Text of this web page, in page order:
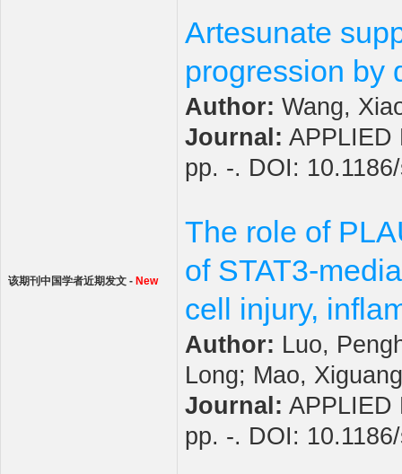
该期刊中国学者近期发文 - New
Artesunate
progression by
Author: Wang,
Journal: APPLIED
pp. -. DOI:
The role of
of STAT3-
cell injury,
Author: Luo,
Long; Mao,
Journal: APPLIED
pp. -. DOI: